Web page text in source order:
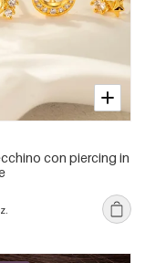
con piercing in